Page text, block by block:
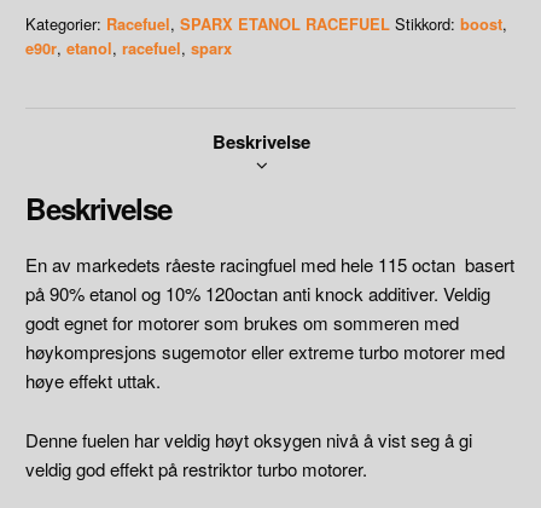
drifting
team
levert
i
Sarpsborg.
antall
Kategorier: Racefuel, SPARX ETANOL RACEFUEL Stikkord: boost,
e90r, etanol, racefuel, sparx
Beskrivelse
Beskrivelse
En av markedets råeste racingfuel med hele 115 octan basert
på 90% etanol og 10% 120octan anti knock additiver. Veldig
godt egnet for motorer som brukes om sommeren med
høykompresjons sugemotor eller extreme turbo motorer med
høye effekt uttak.
Denne fuelen har veldig høyt oksygen nivå å vist seg å gi
veldig god effekt på restriktor turbo motorer.